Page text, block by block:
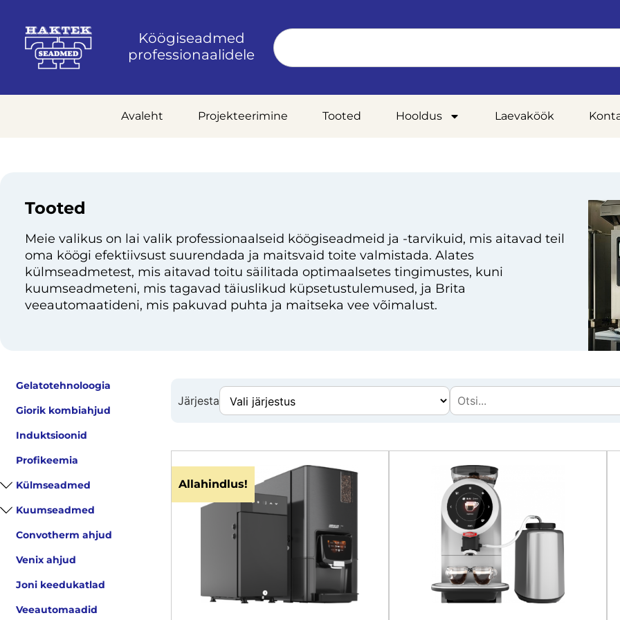
Köögiseadmed
professionaalidele
Avaleht Projekteerimine Tooted Hooldus Laevaköök
Tooted
Meie valikus on lai valik professionaalseid köögiseadmeid ja -tarvikuid, mis aitavad teil
oma köögi efektiivsust suurendada ja maitsvaid toite valmistada. Alates
külmseadmetest, mis aitavad toitu säilitada optimaalsetes tingimustes, kuni
kuumseadmeteni, mis tagavad täiuslikud küpsetustulemused, ja Brita
veeautomaatideni, mis pakuvad puhta ja maitseka vee võimalust.
Gelatotehnoloogia
Giorik kombiahjud
Induktsioonid
Profikeemia
Külmseadmed
Kuumseadmed
Convotherm ahjud
Venix ahjud
Joni keedukatlad
Veeautomaadid
Järjesta
Allahindlus!